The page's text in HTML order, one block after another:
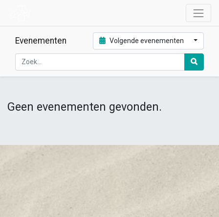
Evenementen Volgende evenementen
Geen evenementen gevonden.